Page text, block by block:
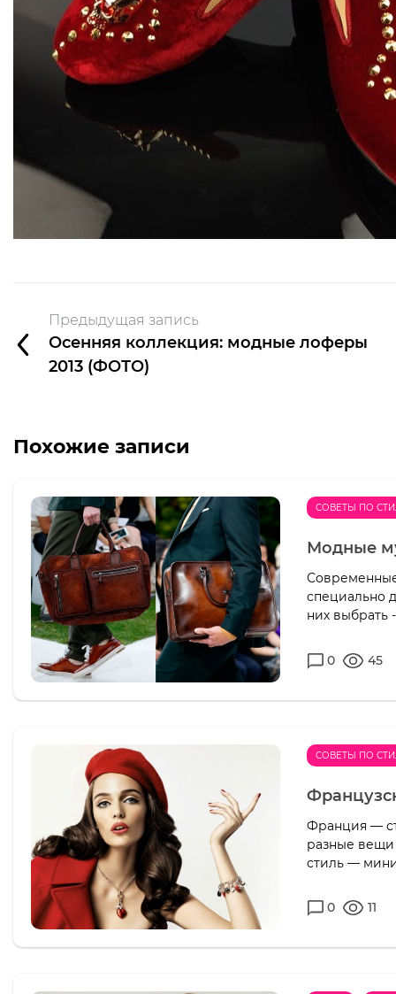
Предыдущая запись
Осенняя коллекция: модные лоферы
2013 (ФОТО)
Похожие записи
СОВЕТЫ ПО
Модные
специально
них выбрать
0 45
СОВЕТЫ ПО
Франция —
разные вещи
стиль —
0 11